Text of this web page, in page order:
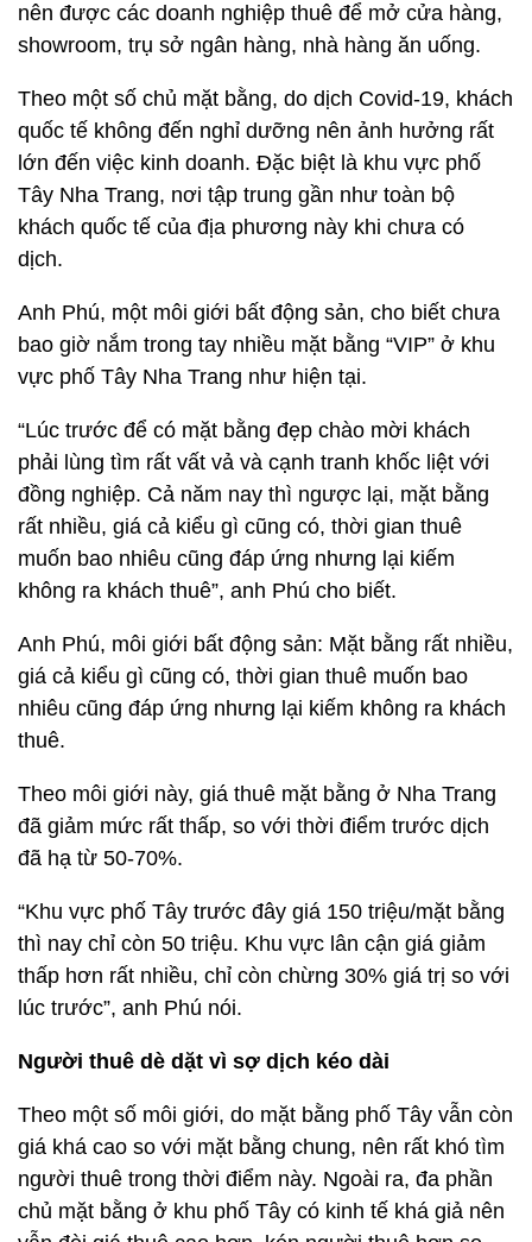
nên được các doanh nghiệp thuê để mở cửa hàng,
showroom, trụ sở ngân hàng, nhà hàng ăn uống.
Theo một số chủ mặt bằng, do dịch Covid-19, khách
quốc tế không đến nghỉ dưỡng nên ảnh hưởng rất
lớn đến việc kinh doanh. Đặc biệt là khu vực phố
Tây Nha Trang, nơi tập trung gần như toàn bộ
khách quốc tế của địa phương này khi chưa có
dịch.
Anh Phú, một môi giới bất động sản, cho biết chưa
bao giờ nắm trong tay nhiều mặt bằng “VIP” ở khu
vực phố Tây Nha Trang như hiện tại.
“Lúc trước để có mặt bằng đẹp chào mời khách
phải lùng tìm rất vất vả và cạnh tranh khốc liệt với
đồng nghiệp. Cả năm nay thì ngược lại, mặt bằng
rất nhiều, giá cả kiểu gì cũng có, thời gian thuê
muốn bao nhiêu cũng đáp ứng nhưng lại kiếm
không ra khách thuê”, anh Phú cho biết.
Anh Phú, môi giới bất động sản: Mặt bằng rất nhiều,
giá cả kiểu gì cũng có, thời gian thuê muốn bao
nhiêu cũng đáp ứng nhưng lại kiếm không ra khách
thuê.
Theo môi giới này, giá thuê mặt bằng ở Nha Trang
đã giảm mức rất thấp, so với thời điểm trước dịch
đã hạ từ 50-70%.
“Khu vực phố Tây trước đây giá 150 triệu/mặt bằng
thì nay chỉ còn 50 triệu. Khu vực lân cận giá giảm
thấp hơn rất nhiều, chỉ còn chừng 30% giá trị so với
lúc trước”, anh Phú nói.
Người thuê dè dặt vì sợ dịch kéo dài
Theo một số môi giới, do mặt bằng phố Tây vẫn còn
giá khá cao so với mặt bằng chung, nên rất khó tìm
người thuê trong thời điểm này. Ngoài ra, đa phần
chủ mặt bằng ở khu phố Tây có kinh tế khá giả nên